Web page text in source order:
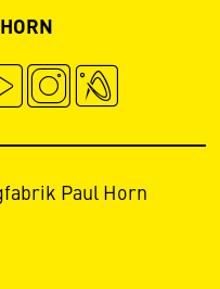
Paul Horn